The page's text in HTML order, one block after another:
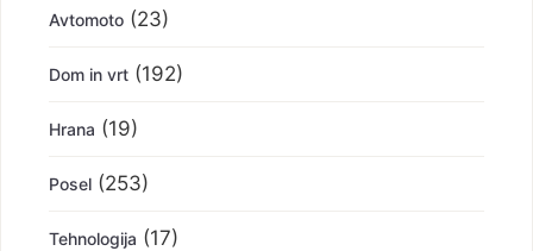
Avtomoto (23)
Dom in vrt (192)
Hrana (19)
Posel (253)
Tehnologija (17)